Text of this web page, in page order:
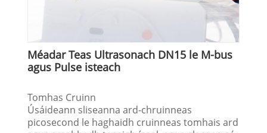
Méadar Teas Ultrasonach DN15 le M-bus
agus Pulse isteach
Tomhas Cruinn
Úsáideann sliseanna ard-chruinneas
picosecond le haghaidh cruinneas tomhais ard